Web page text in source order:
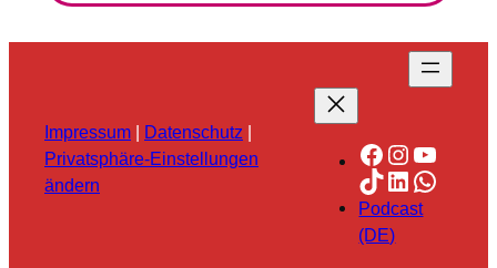
Impressum | Datenschutz |
Privatsphäre-Einstellungen
ändern
Facebook
TikTok
LinkedIn
Podcast
(DE)